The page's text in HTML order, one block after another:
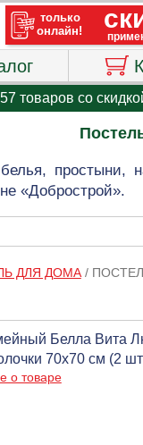
товаров со
«Добрострой».
ДЛЯ ДОМА/
Белла Вита
70х70 см (2
о товаре